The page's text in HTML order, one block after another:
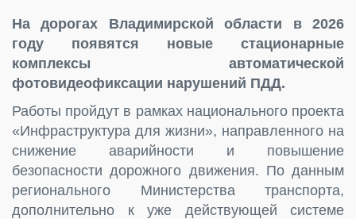
На дорогах Владимирской области в 2026
году появятся новые стационарные
комплексы автоматической
фотовидеофиксации нарушений ПДД.
Работы пройдут в рамках национального проекта
«Инфраструктура для жизни», направленного на
снижение аварийности и повышение
безопасности дорожного движения. По данным
регионального Министерства транспорта,
дополнительно к уже действующей системе